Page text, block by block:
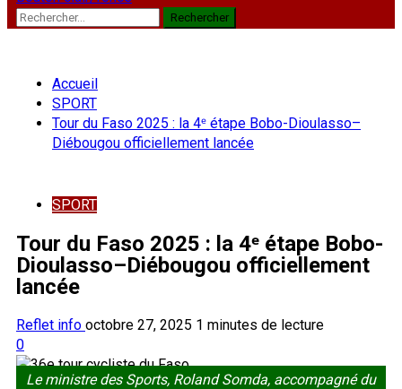
Rechercher :
Accueil
SPORT
Tour du Faso 2025 : la 4ᵉ étape Bobo-Dioulasso–
Diébougou officiellement lancée
SPORT
Tour du Faso 2025 : la 4ᵉ étape Bobo-
Dioulasso–Diébougou officiellement
lancée
Reflet info octobre 27, 2025 1 minutes de lecture
0
Le ministre des Sports, Roland Somda, accompagné du